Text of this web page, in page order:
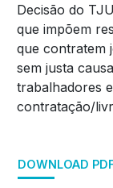
Decisão do
que impõem
que contratem
sem justa
trabalhadores
contratação/
DOWNLOAD